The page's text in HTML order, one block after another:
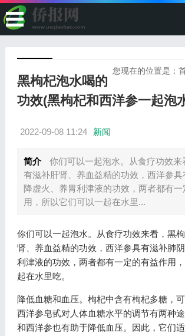
您现在的位置是：
黑枸杞泡水喝的
功效(黑枸杞和西洋参一起泡
2022-09-08 11:24 新闻
简介
你们可以一起泡水。从食疗功效来
有滋补肝肾、养血益精的功效，西洋参具
降虚火、养胃利津液的功效，两者都有
用，所以它们可以一起在水里...
你们可以一起泡水。从食疗功效来看，黑
肾、养血益精的功效，西洋参具有滋补肺
利津液的功效，两者都有一定的有益作用
起在水里吃。
降低血糖和血压。枸杞中含有枸杞多糖，可
西洋参皂甙对人体血糖水平的调节有两种
和西洋参也有助于降低血压。因此，它们